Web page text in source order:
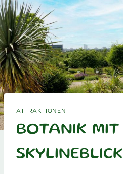
ATTRAKTIONEN
BOTANIK MIT
SKYLINEBLICK